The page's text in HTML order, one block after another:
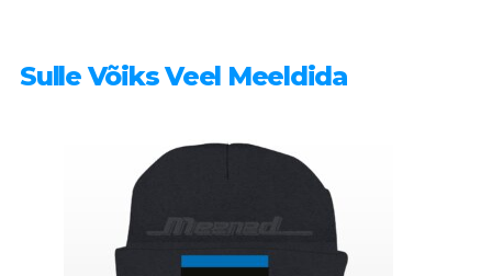
Sulle Võiks Veel Meeldida